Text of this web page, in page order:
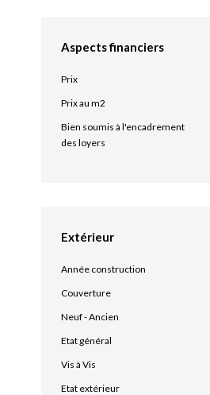
Aspects financiers
Prix
Prix au m2
Bien soumis à l'encadrement
des loyers
Extérieur
Année construction
Couverture
Neuf - Ancien
Etat général
Vis à Vis
Etat extérieur